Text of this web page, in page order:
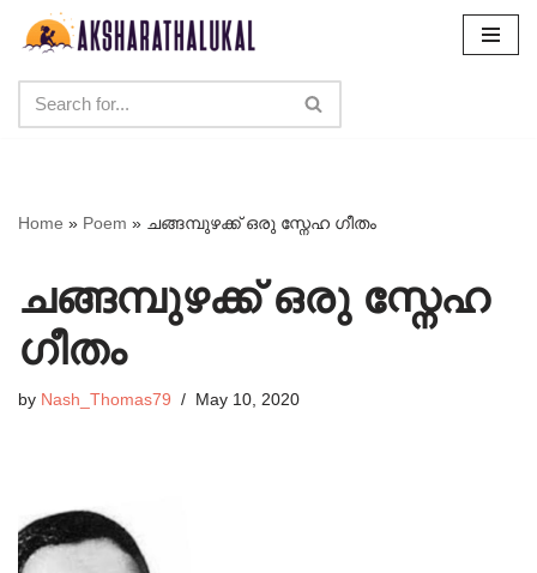
content
Home » Poem » ചങ്ങമ്പുഴക്ക് ഒരു സ്നേഹ ഗീതം
ചങ്ങമ്പുഴക്ക് ഒരു സ്നേഹ
ഗീതം
by Nash_Thomas79 May 10, 2020